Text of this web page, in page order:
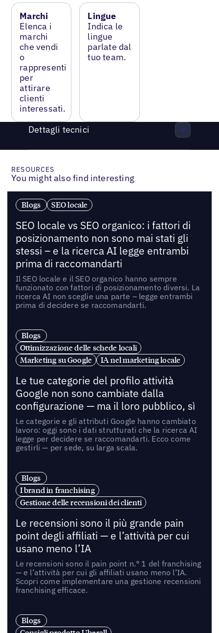
Marchi
Elenca i
marchi
che vendi
o
rappresenti
per
attirare
clienti
interessati.
Lingue
Indica le
lingue
parlate dal
tuo team.
Dettagli tecnici
RESOURCES
You might also find interesting
Blogs SEO locale
SEO locale vs SEO organico: i fattori di
posizionamento non sono mai stati gli
stessi – e la ricerca AI legge entrambi
prima di raccomandarti
Il SEO locale e il SEO organico hanno sempre
funzionato con fattori di posizionamento diversi. La
ricerca AI non sceglie una parte – legge entrambi
prima di decidere se raccomandarti.
Blogs
Ottimizzazione delle schede locali
Marketing su Google
IA nel marketing locale
Le tue categorie del profilo attività
Google non sono cambiate dalla
configurazione — ma il loro pubblico, sì
Le categorie e gli attributi Google hanno cambiato
lavoro: oggi sono i dati strutturati che la ricerca AI
legge per decidere se raccomandarti. Ecco come
gestirli — per sede, su larga scala.
Blogs
I brand in franchising
Gestione delle recensioni dei clienti
Le recensioni sono il più grande pain
point degli affiliati — e l’attività per cui
usano meno l’IA
Le recensioni sono il pain point n.° 1 del franchising
— e l’attività per cui gli affiliati usano meno l’IA.
Scopri come implementare una gestione recensioni
franchising efficace.
Blogs